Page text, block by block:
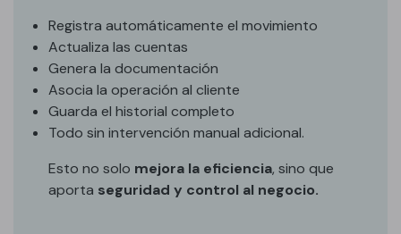
Registra automáticamente el movimiento
Actualiza las cuentas
Genera la documentación
Asocia la operación al cliente
Guarda el historial completo
Todo sin intervención manual adicional.
Esto no solo mejora la eficiencia, sino que
aporta seguridad y control al negocio.